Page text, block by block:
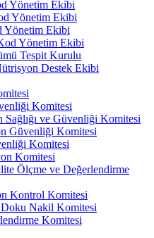
Yönetim Ekibi
Yönetim Ekibi
Yönetim Ekibi
Yönetim Ekibi
Tespit Kurulu
Destek Ekibi
Komitesi
Sağlığı ve Güvenliği Komitesi
Güvenliği Komitesi
Komitesi
Komitesi
Ölçme ve Değerlendirme
Kontrol Komitesi
Nakil Komitesi
Komitesi